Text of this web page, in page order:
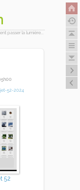
passer la lumière...
52-2024
52